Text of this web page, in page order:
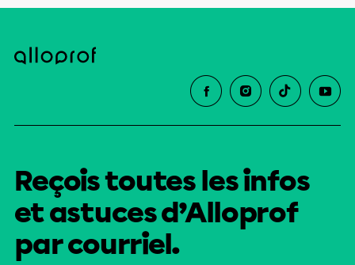
Reçois toutes les infos
et astuces d’Alloprof
par courriel.